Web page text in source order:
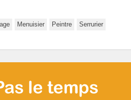
Menuisier Peintre
Serrurier